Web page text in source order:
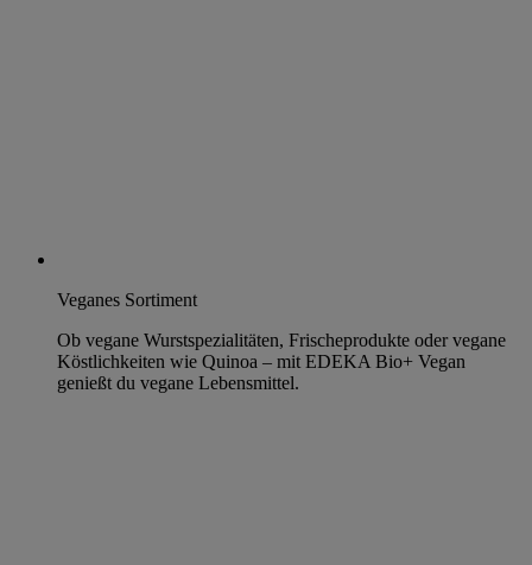
Veganes Sortiment
Ob vegane Wurstspezialitäten, Frischeprodukte oder vegane
Köstlichkeiten wie Quinoa – mit EDEKA Bio+ Vegan
genießt du vegane Lebensmittel.